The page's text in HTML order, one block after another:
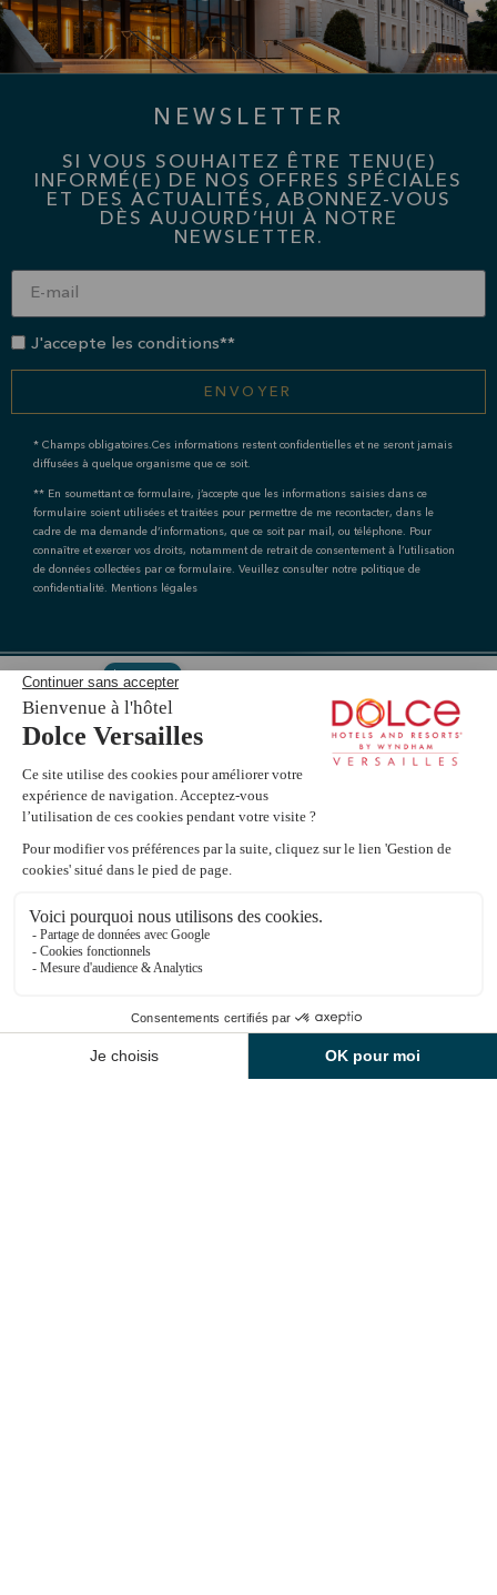
NEWSLETTER
SI VOUS SOUHAITEZ ÊTRE TENU(E)
INFORMÉ(E) DE NOS OFFRES SPÉCIALES
ET DES ACTUALITÉS, ABONNEZ-VOUS
DÈS AUJOURD’HUI À NOTRE
NEWSLETTER.
J'accepte les conditions**
ENVOYER
* Champs obligatoires.Ces informations restent confidentielles et ne seront jamais
diffusées à quelque organisme que ce soit.
** En soumettant ce formulaire, j’accepte que les informations saisies dans ce
formulaire soient utilisées et traitées pour permettre de me recontacter, dans le
cadre de ma demande d’informations, que ce soit par mail, ou téléphone. Pour
connaître et exercer vos droits, notamment de retrait de consentement à l’utilisation
de données collectées par ce formulaire. Veuillez consulter notre politique de
confidentialité. Mentions légales
Accès voiture : 2 Rue Jean Bauvinon 78350 Jouy-en-Josas
Bienvenue au Dolce Versailles! ☀️ Évitez les
intermédiaires : notre site officiel vous garantit le
pour votre séjour. Que
recherchez-vous aujourd'hui ?
Livie AI
Découvrir les offres de restauration